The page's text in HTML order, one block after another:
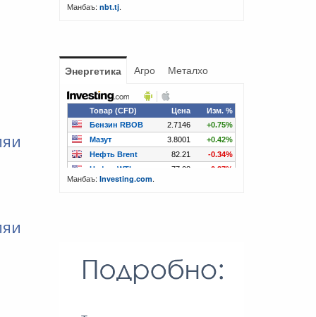
Манбаъ: nbt.tj.
Энергетика Агро Металхо
Манбаъ: Investing.com.